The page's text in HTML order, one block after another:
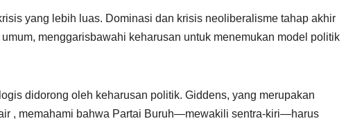
yang lebih luas. Dominasi dan krisis neoliberalisme tahap akhir
menggarisbawahi keharusan untuk menemukan model politik
didorong oleh keharusan politik. Giddens, yang merupakan
, memahami bahwa Partai Buruh—mewakili sentra-kiri—harus